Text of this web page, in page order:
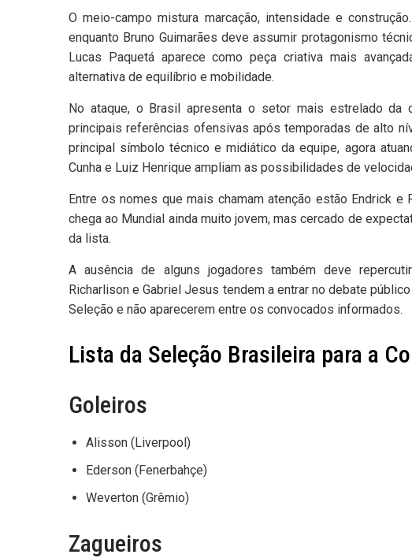
O meio-campo mistura marcação, intensidade e
enquanto Bruno Guimarães deve assumir protagonismo
Lucas Paquetá aparece como peça criativa mais
alternativa de equilíbrio e mobilidade.
No ataque, o Brasil apresenta o setor mais estrelado da
principais referências ofensivas após temporadas de alto
principal símbolo técnico e midiático da equipe, agora
Cunha e Luiz Henrique ampliam as possibilidades de
Entre os nomes que mais chamam atenção estão Endrick e
chega ao Mundial ainda muito jovem, mas cercado de
da lista.
A ausência de alguns jogadores também deve
Richarlison e Gabriel Jesus tendem a entrar no debate
Seleção e não aparecerem entre os convocados informados.
Lista da Seleção Brasileira para a
Goleiros
Alisson (Liverpool)
Ederson (Fenerbahçe)
Weverton (Grêmio)
Zagueiros